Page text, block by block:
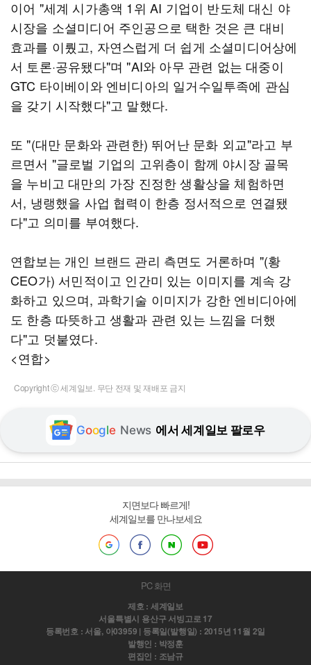
이어 "세계 시가총액 1위 AI 기업이 반도체 대신 야
시장을 소셜미디어 주인공으로 택한 것은 큰 대비
효과를 이뤘고, 자연스럽게 더 쉽게 소셜미디어상에
서 토론·공유됐다"며 "AI와 아무 관련 없는 대중이
GTC 타이베이와 엔비디아의 일거수일투족에 관심
을 갖기 시작했다"고 말했다.
또 "(대만 문화와 관련한) 뛰어난 문화 외교"라고 부
르면서 "글로벌 기업의 고위층이 함께 야시장 골목
을 누비고 대만의 가장 진정한 생활상을 체험하면
서, 냉랭했을 사업 협력이 한층 정서적으로 연결됐
다"고 의미를 부여했다.
연합보는 개인 브랜드 관리 측면도 거론하며 "(황
CEO가) 서민적이고 인간미 있는 이미지를 계속 강
화하고 있으며, 과학기술 이미지가 강한 엔비디아에
도 한층 따뜻하고 생활과 관련 있는 느낌을 더했
다"고 덧붙였다.
<연합>
Copyright ⓒ 세계일보. 무단 전재 및 재배포 금지
Google News 에서 세계일보 팔로우
지면보다 빠르게!
세계일보를 만나보세요
PC 화면
제호 : 세계일보
서울특별시 용산구 서빙고로 17
등록번호 : 서울, 아03959 | 등록일(발행일) : 2015년 11월 2일
발행인 : 박정훈
편집인 : 조남규